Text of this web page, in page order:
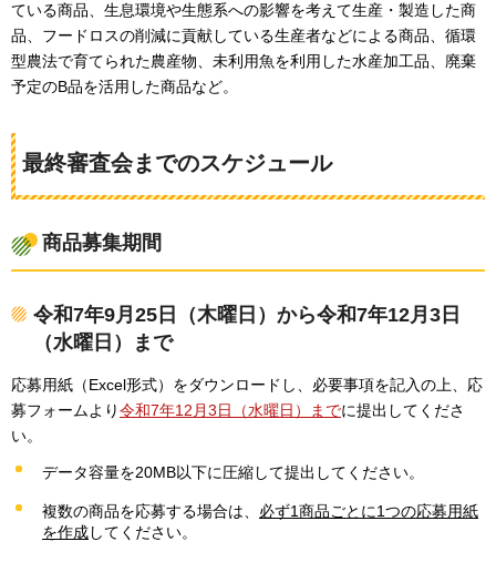
ている商品、生息環境や生態系への影響を考えて生産・製造した商
品、フードロスの削減に貢献している生産者などによる商品、循環
型農法で育てられた農産物、未利用魚を利用した水産加工品、廃棄
予定のB品を活用した商品など。
最終審査会までのスケジュール
商品募集期間
令和7年9月25日（木曜日）から令和7年12月3日
（水曜日）まで
応募用紙（Excel形式）をダウンロードし、必要事項を記入の上、応
募フォームより令和7年12月3日（水曜日）までに提出してくださ
い。
データ容量を20MB以下に圧縮して提出してください。
複数の商品を応募する場合は、 必ず1商品ごとに1つの応募用紙
を作成してください。